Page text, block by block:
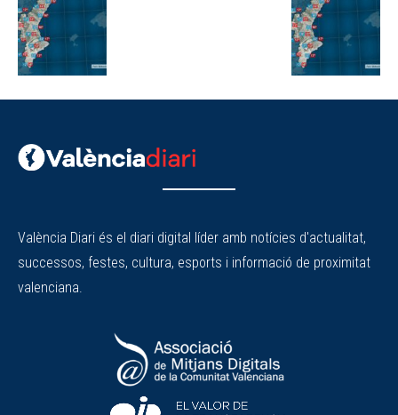
València Diari és el diari digital líder amb notícies d'actualitat,
successos, festes, cultura, esports i informació de proximitat
valenciana.